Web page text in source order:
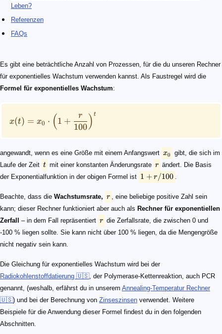
Leben?
Referenzen
FAQs
Es gibt eine beträchtliche Anzahl von Prozessen, für die du unseren Rechner
für exponentielles Wachstum verwenden kannst. Als Faustregel wird die
Formel für exponentielles Wachstum:
x(t) = x_0 \cdot \left(1 + \frac{r}{100}\right)^t
x(t) = x0 ⋅ (1 +
100
r )t
angewandt, wenn es eine Größe mit einem Anfangswert
x_0
x0
gibt, die sich im
Laufe der Zeit
t
t mit einer konstanten Änderungsrate
r
r ändert. Die Basis
der Exponentialfunktion in der obigen Formel ist
1 + r/100
1 + r/100 .
Beachte, dass die Wachstumsrate,
r
r , eine beliebige positive Zahl sein
kann; dieser Rechner funktioniert aber auch als Rechner für exponentiellen
Zerfall
– in dem Fall repräsentiert
r
r die Zerfallsrate, die zwischen 0 und
-100 % liegen sollte. Sie kann nicht über 100 % liegen, da die Mengengröße
nicht negativ sein kann.
Die Gleichung für exponentielles Wachstum wird bei der
Radiokohlenstoffdatierung 🇺🇸, der Polymerase-Kettenreaktion, auch PCR
genannt, (weshalb, erfährst du in unserem Annealing-Temperatur Rechner
🇺🇸) und bei der Berechnung von Zinseszinsen verwendet. Weitere
Beispiele für die Anwendung dieser Formel findest du in den folgenden
Abschnitten.